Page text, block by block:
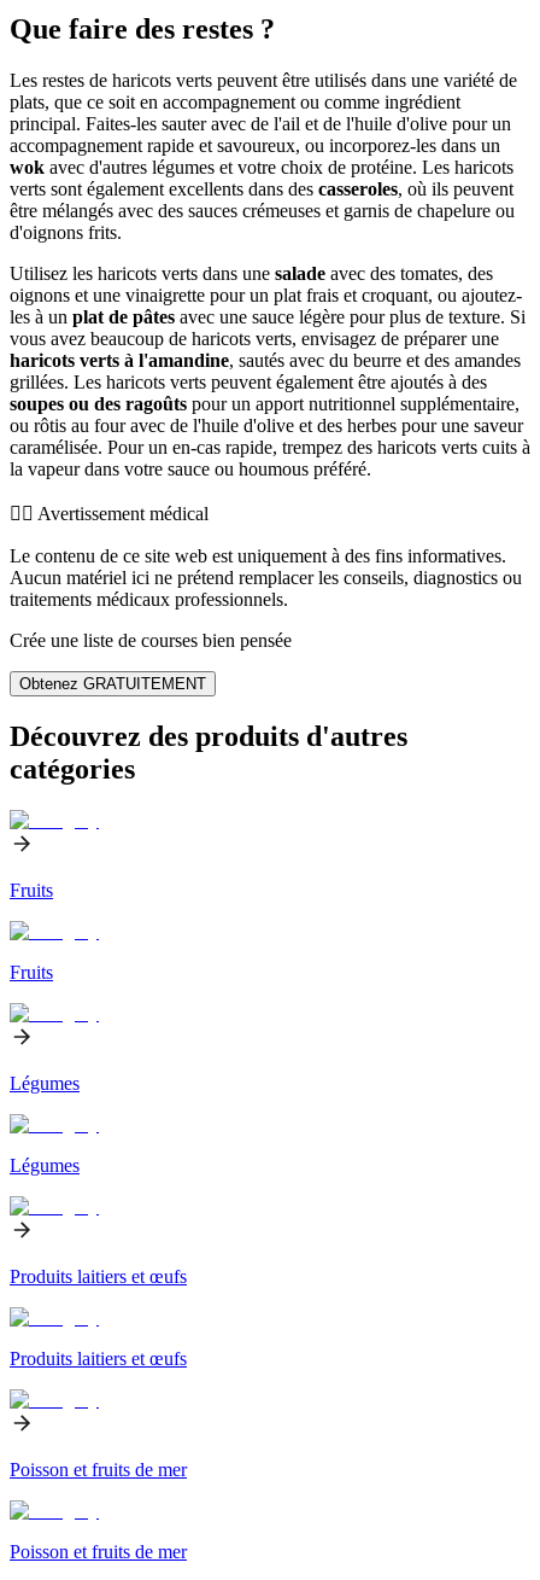
Que faire des restes ?
Les restes de haricots verts peuvent être utilisés dans une variété de
plats, que ce soit en accompagnement ou comme ingrédient
principal. Faites-les sauter avec de l'ail et de l'huile d'olive pour un
accompagnement rapide et savoureux, ou incorporez-les dans un
wok avec d'autres légumes et votre choix de protéine. Les haricots
verts sont également excellents dans des casseroles, où ils peuvent
être mélangés avec des sauces crémeuses et garnis de chapelure ou
d'oignons frits.
Utilisez les haricots verts dans une salade avec des tomates, des
oignons et une vinaigrette pour un plat frais et croquant, ou ajoutez-
les à un plat de pâtes avec une sauce légère pour plus de texture. Si
vous avez beaucoup de haricots verts, envisagez de préparer une
haricots verts à l'amandine, sautés avec du beurre et des amandes
grillées. Les haricots verts peuvent également être ajoutés à des
soupes ou des ragoûts pour un apport nutritionnel supplémentaire,
ou rôtis au four avec de l'huile d'olive et des herbes pour une saveur
caramélisée. Pour un en-cas rapide, trempez des haricots verts cuits à
la vapeur dans votre sauce ou houmous préféré.
👨‍⚕️️ Avertissement médical
Le contenu de ce site web est uniquement à des fins informatives.
Aucun matériel ici ne prétend remplacer les conseils, diagnostics ou
traitements médicaux professionnels.
Crée une liste de courses bien pensée
Obtenez GRATUITEMENT
Découvrez des produits d'autres
catégories
Fruits
Fruits
Légumes
Légumes
Produits laitiers et œufs
Produits laitiers et œufs
Poisson et fruits de mer
Poisson et fruits de mer